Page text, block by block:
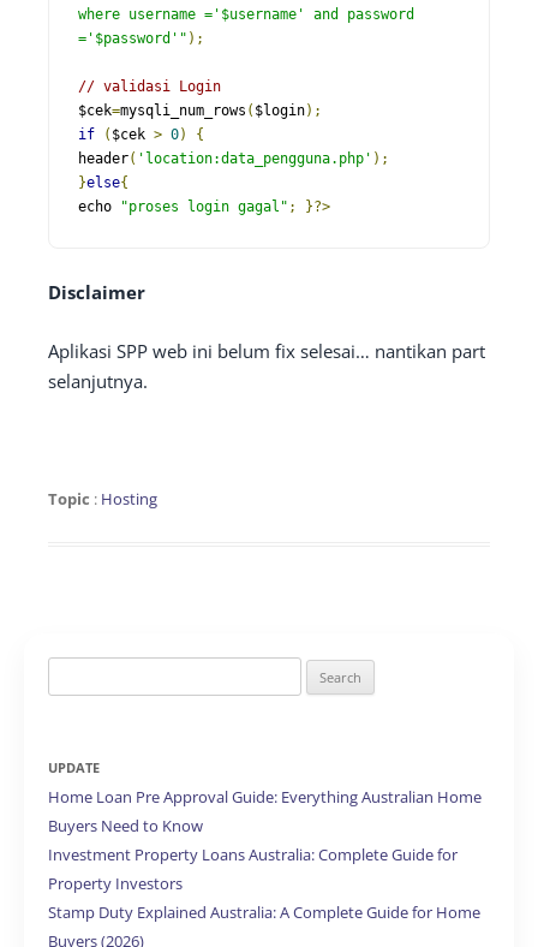
where username ='$username' and password
='$password'" );
// validasi Login
$cek=mysqli_num_rows ( $login);
if
( $cek > 0)
{
header( 'location:data_pengguna.php' );
}else{
echo
"proses login gagal" ; }?>
Disclaimer
Aplikasi SPP web ini belum fix selesai… nantikan part
selanjutnya.
Topic : Hosting
for:
UPDATE
Home Loan Pre Approval Guide: Everything Australian Home
Buyers Need to Know
Investment Property Loans Australia: Complete Guide for
Property Investors
Stamp Duty Explained Australia: A Complete Guide for Home
Buyers (2026)